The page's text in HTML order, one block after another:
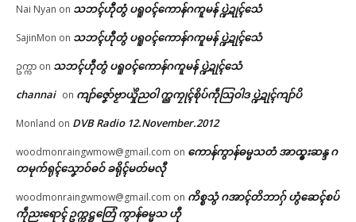
Nai Nyan on သဘၚ်ဟီုတွံ ပရူဝၚ်ကောန်ဂကူမန် ပ္ဍဲဍုၚ်သေံ
SajinMon on သဘၚ်ဟီုတွံ ပရူဝၚ်ကောန်ဂကူမန် ပ္ဍဲဍုၚ်သေံ
ဥက္ကာ on သဘၚ်ဟီုတွံ ပရူဝၚ်ကောန်ဂကူမန် ပ္ဍဲဍုၚ်သေံ
channai on ကျာ်ဇၞော်ဗၟာယှိုဲညဝါ က္ညကၠုၚ်စိုပ်ကဵုသြဝါဒ ပ္ဍဲဍုၚ်ကျာ်ပိ
Monland on DVB Radio 12.November.2012
woodmonraingwmow@gmail.com on ကောန်ကွာန်ဓမ္မသတံ အာထ္ၜးဆန္ဒ ဂ
တမုက်ရုၚ်သၞောဝ်ဓဝ် ခရိုၚ်မတ်မလီု
woodmonraingwmow@gmail.com on ကိစ္စသွံ ဂအာၚ်တိဘာဂှ် ဟွံဆေၚ်စပ်
ကဵုညးရောၚ် ဥက္ကဋ္ဌတြေံ ကွာန်ဓမ္မသ ဟီု